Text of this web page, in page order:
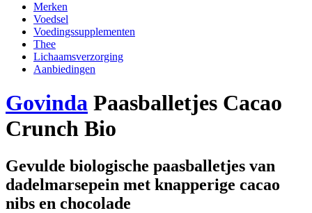
Merken
Voedsel
Voedingssupplementen
Thee
Lichaamsverzorging
Aanbiedingen
Govinda Paasballetjes Cacao
Crunch Bio
Gevulde biologische paasballetjes van
dadelmarsepein met knapperige cacao
nibs en chocolade